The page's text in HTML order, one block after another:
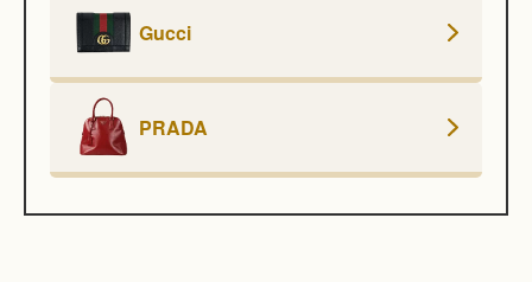
Gucci
PRADA